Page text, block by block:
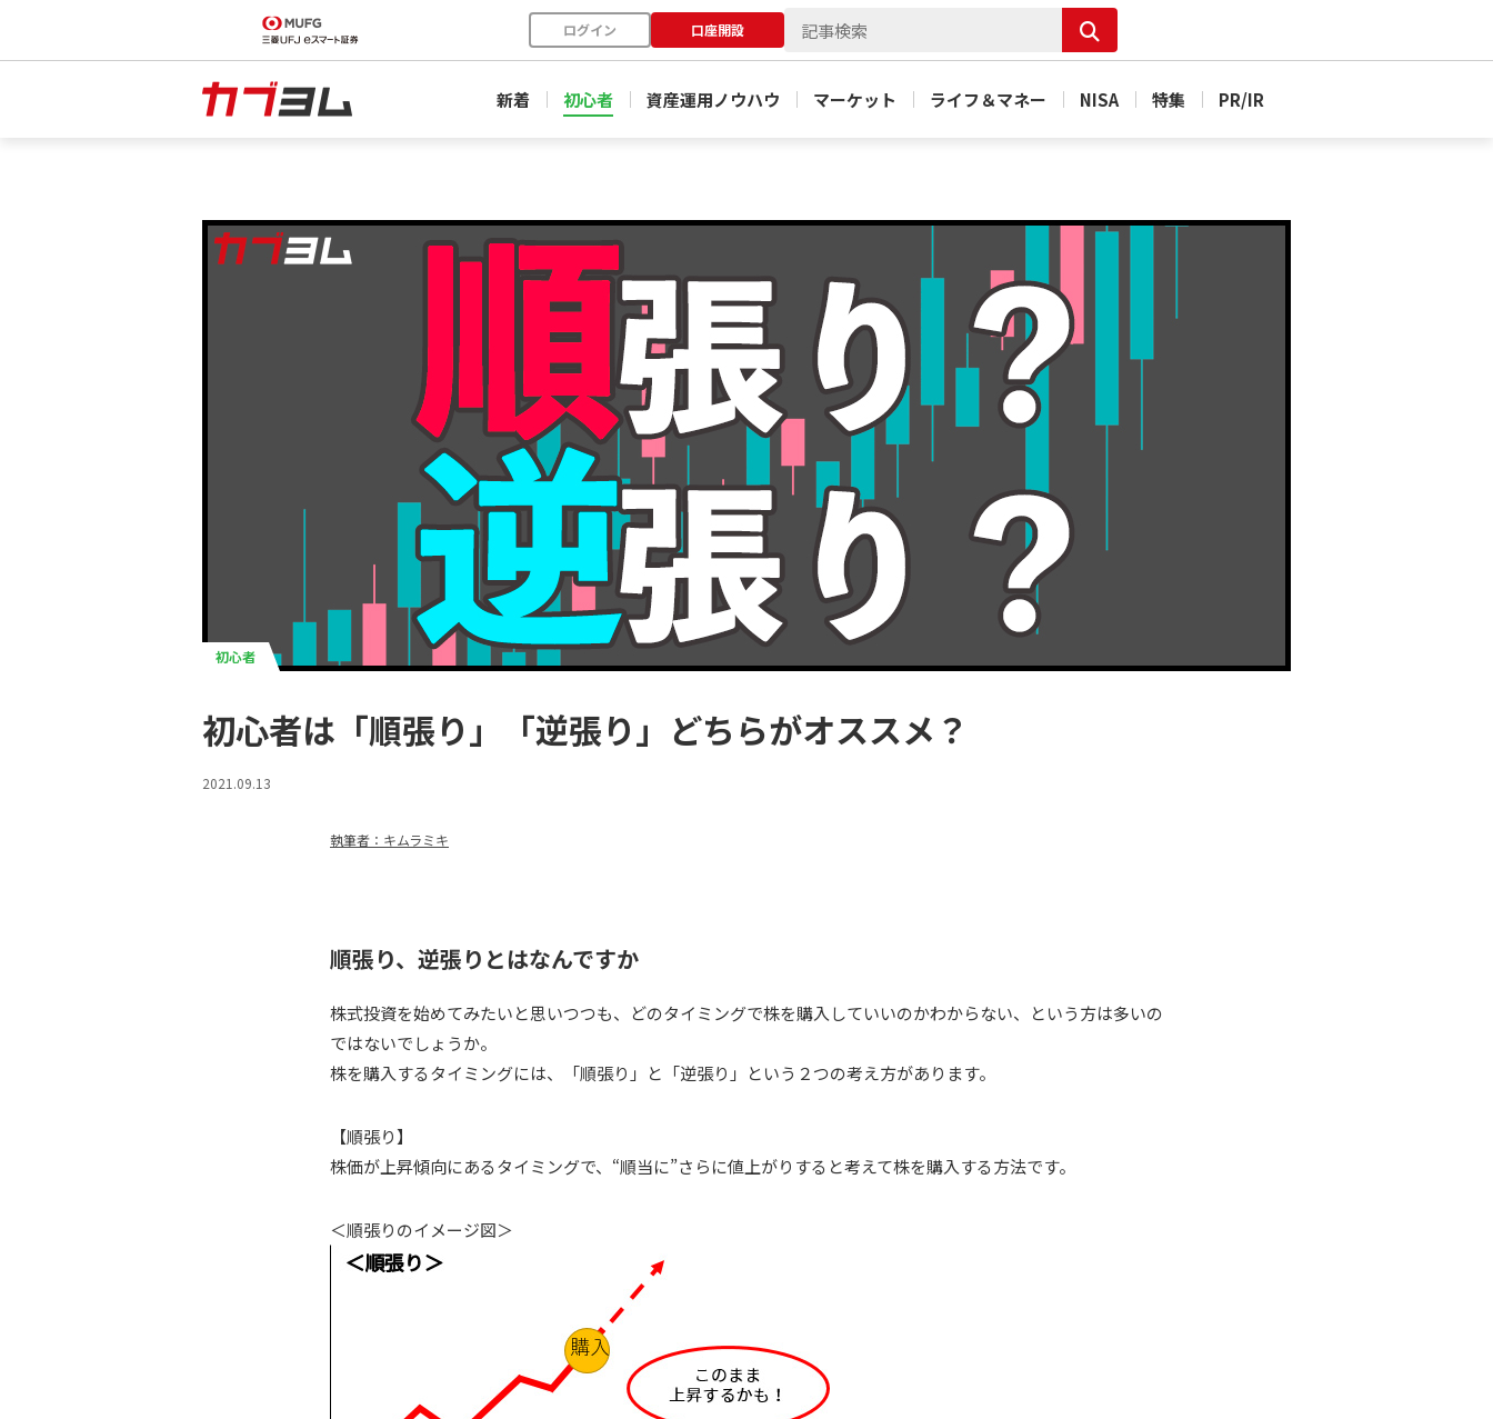
ログイン 口座開設
新着 初心者 資産運用ノウハウ マーケット ライフ＆マネー NISA 特集 PR/IR
初心者
初心者は「順張り」「逆張り」どちらがオススメ？
2021.09.13
執筆者：キムラミキ
順張り、逆張りとはなんですか
株式投資を始めてみたいと思いつつも、どのタイミングで株を購入していいのかわからない、という方は多いの
ではないでしょうか。
株を購入するタイミングには、「順張り」と「逆張り」という２つの考え方があります。
【順張り】
株価が上昇傾向にあるタイミングで、“順当に”さらに値上がりすると考えて株を購入する方法です。
＜順張りのイメージ図＞